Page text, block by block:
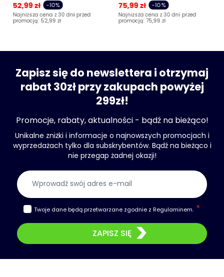
52,99 zł -10%
Najniższa cena z 30 dni przed
promocją: 52,99 zł
75,99 zł -10%
Najniższa cena z 30 dni przed
promocją: 75,99 zł
Zapisz się do newslettera i otrzymaj
rabat 30zł przy zakupach powyżej
299zł!
Promocje, rabaty, aktualności - bądź na bieżąco!
Unikalne zniżki i informacje o najnowszych promocjach i
wyprzedażach tylko dla subskrybentów. Bądź na bieżąco i
nie przegap żadnej okazji!
Twoje dane będą przetwarzane zgodnie z Regulaminem.
ZAPISZ SIĘ